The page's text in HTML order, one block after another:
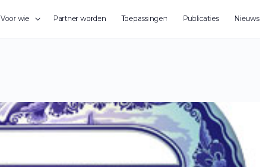
Voor wie Partner worden Toepassingen Publicaties Nieuws